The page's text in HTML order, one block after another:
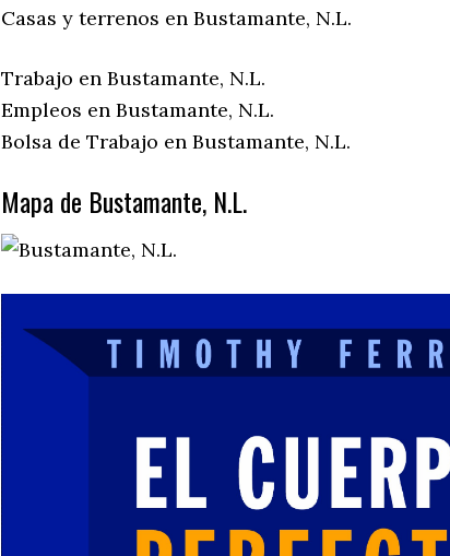
Casas y terrenos en Bustamante, N.L.
Trabajo en Bustamante, N.L.
Empleos en Bustamante, N.L.
Bolsa de Trabajo en Bustamante, N.L.
Mapa de Bustamante, N.L.